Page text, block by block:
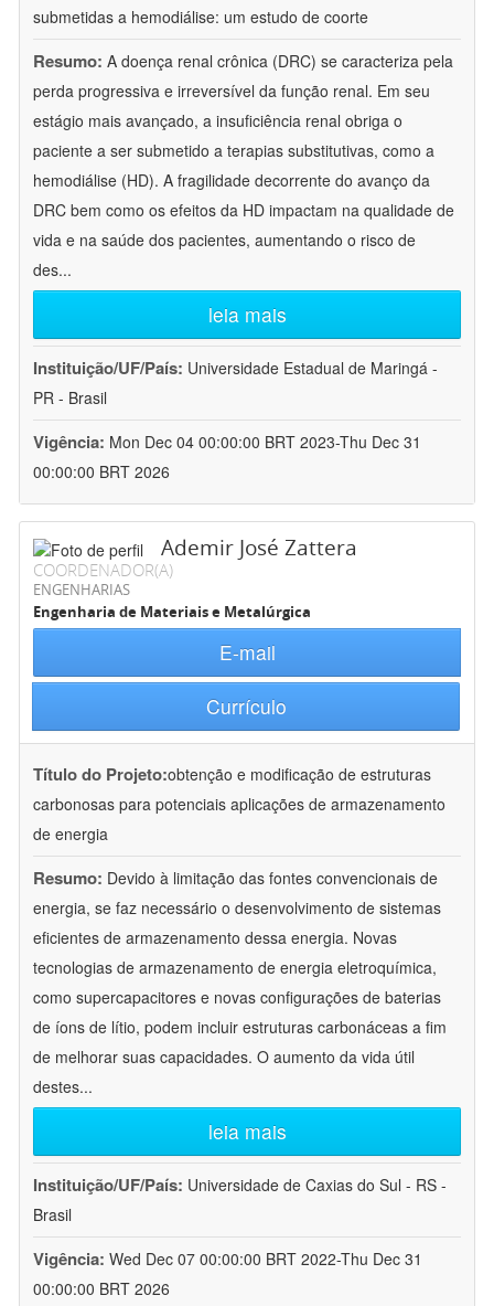
submetidas a hemodiálise: um estudo de coorte
Resumo: A doença renal crônica (DRC) se caracteriza pela
perda progressiva e irreversível da função renal. Em seu
estágio mais avançado, a insuficiência renal obriga o
paciente a ser submetido a terapias substitutivas, como a
hemodiálise (HD). A fragilidade decorrente do avanço da
DRC bem como os efeitos da HD impactam na qualidade de
vida e na saúde dos pacientes, aumentando o risco de
des...
leia mais
Instituição/UF/País: Universidade Estadual de Maringá -
PR - Brasil
Vigência: Mon Dec 04 00:00:00 BRT 2023-Thu Dec 31
00:00:00 BRT 2026
Ademir José Zattera
COORDENADOR(A)
ENGENHARIAS
Engenharia de Materiais e Metalúrgica
E-mail
Currículo
Título do Projeto:obtenção e modificação de estruturas
carbonosas para potenciais aplicações de armazenamento
de energia
Resumo: Devido à limitação das fontes convencionais de
energia, se faz necessário o desenvolvimento de sistemas
eficientes de armazenamento dessa energia. Novas
tecnologias de armazenamento de energia eletroquímica,
como supercapacitores e novas configurações de baterias
de íons de lítio, podem incluir estruturas carbonáceas a fim
de melhorar suas capacidades. O aumento da vida útil
destes...
leia mais
Instituição/UF/País: Universidade de Caxias do Sul - RS -
Brasil
Vigência: Wed Dec 07 00:00:00 BRT 2022-Thu Dec 31
00:00:00 BRT 2026